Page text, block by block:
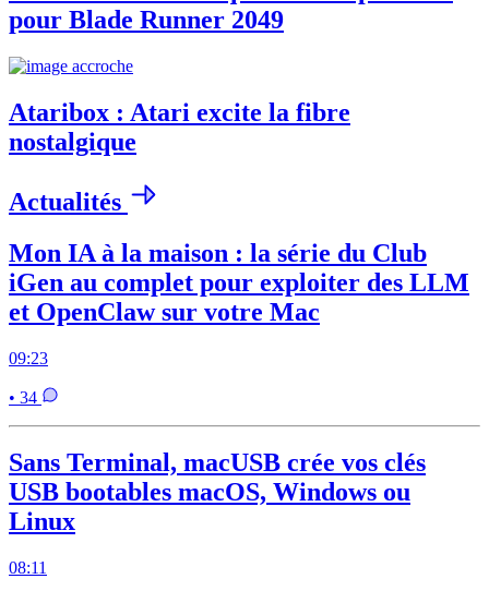
pour Blade Runner 2049
Ataribox : Atari excite la fibre
nostalgique
Actualités
Mon IA à la maison : la série du Club
iGen au complet pour exploiter des LLM
et OpenClaw sur votre Mac
09:23
• 34
Sans Terminal, macUSB crée vos clés
USB bootables macOS, Windows ou
Linux
08:11